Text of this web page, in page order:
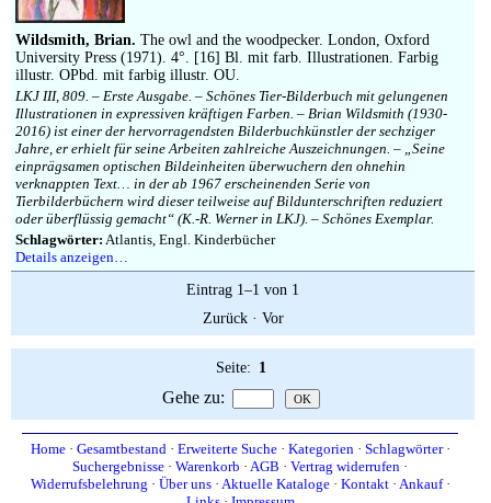
Impressum
Wildsmith, Brian. The owl and the woodpecker. London, Oxford
University Press (1971). 4°. [16] Bl. mit farb. Illustrationen. Farbig
illustr. OPbd. mit farbig illustr. OU.
LKJ III, 809. – Erste Ausgabe. – Schönes Tier-Bilderbuch mit gelungenen
Illustrationen in expressiven kräftigen Farben. – Brian Wildsmith (1930-
2016) ist einer der hervorragendsten Bilderbuchkünstler der sechziger
Jahre, er erhielt für seine Arbeiten zahlreiche Auszeichnungen. – „Seine
einprägsamen optischen Bildeinheiten überwuchern den ohnehin
verknappten Text… in der ab 1967 erscheinenden Serie von
Tierbilderbüchern wird dieser teilweise auf Bildunterschriften reduziert
oder überflüssig gemacht“ (K.-R. Werner in LKJ). – Schönes Exemplar.
Schlagwörter: Atlantis, Engl. Kinderbücher
Details anzeigen…
Eintrag 1–1 von 1
Zurück· Vor
Seite: 1
Gehe zu:
Home· Gesamtbestand· Erweiterte Suche· Kategorien· Schlagwörter·
Suchergebnisse · Warenkorb · AGB · Vertrag widerrufen ·
Widerrufsbelehrung · Über uns· Aktuelle Kataloge· Kontakt· Ankauf·